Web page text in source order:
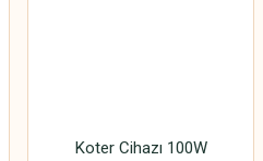
Koter Cihazı 100W